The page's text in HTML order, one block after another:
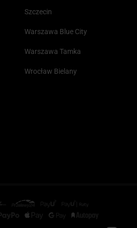
Szczecin
Warszawa Blue City
Warszawa Tamka
Wrocław Bielany